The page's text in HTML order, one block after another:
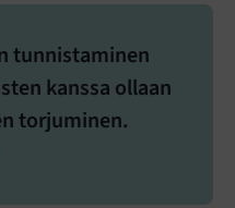
tunnistaminen
kanssa ollaan
torjuminen.